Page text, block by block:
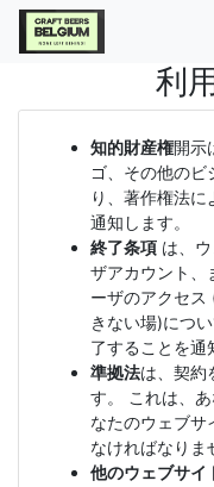
利
知的財産権開示
ゴ、その他のビ
り、著作権法
通知します。
終了条項 は、
ザアカウント、
ーザのアクセス
きない場)につ
了することを通
準拠法は、契約
す。 これは、
なたのウェブサ
なければなりま
他のウェブサイ